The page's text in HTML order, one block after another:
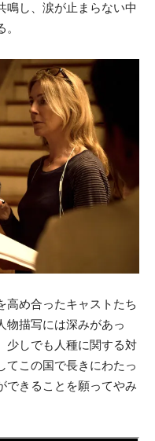
鳴し、涙が止まらない中
高め合ったキャストたち
物描写には深みがあっ
少しでも人種に関する対
てこの国で長きにわたっ
できることを願ってやみ